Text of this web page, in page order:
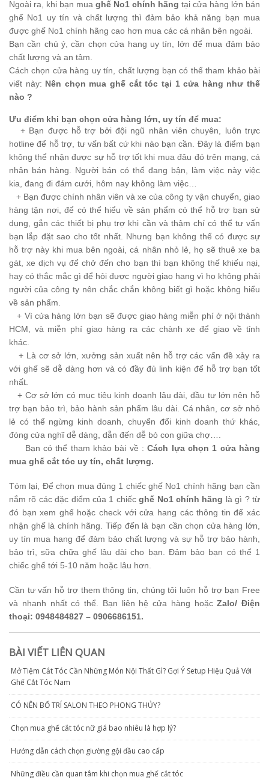
Ngoài ra, khi bạn mua ghế No1 chính hãng tại cửa hàng lớn bán
ghế No1 uy tín và chất lượng thì đảm bảo khả năng bạn mua
được ghế No1 chính hãng cao hơn mua các cá nhân bên ngoài.
Bạn cần chú ý, cần chọn cửa hang uy tín, lớn để mua đảm bảo
chất lượng và an tâm.
Cách chọn cửa hàng uy tín, chất lượng bạn có thể tham khảo bài
viết này: Nên chọn mua ghế cắt tóc tại 1 cửa hàng như thế
nào ?
Ưu điểm khi bạn chọn cửa hàng lớn, uy tín để mua:
+ Bạn được hỗ trợ bởi đội ngũ nhân viên chuyên, luôn trực
hotline để hỗ trợ, tư vấn bất cứ khi nào bạn cần. Đây là điểm bạn
không thể nhận được sự hỗ trợ tốt khi mua đâu đó trên mạng, cá
nhân bán hàng. Người bán có thể đang bận, làm việc này việc
kia, đang đi đám cưới, hôm nay không làm việc…
+ Bạn được chính nhân viên và xe của công ty vận chuyển, giao
hàng tận nơi, để có thể hiểu về sản phẩm có thể hỗ trợ bạn sử
dụng, gắn các thiết bị phụ trợ khi cần và thậm chí có thể tư vấn
bạn lắp đặt sao cho tốt nhất. Nhưng bạn không thể có được sự
hỗ trợ này khi mua bên ngoài, cá nhân nhỏ lẻ, họ sẽ thuê xe ba
gát, xe dịch vụ để chở đến cho bạn thì bạn không thế khiếu nại,
hay có thắc mắc gì để hỏi được người giao hang vì họ không phải
người của công ty nên chắc chắn không biết gì hoặc không hiểu
về sản phẩm.
+ Vì cửa hàng lớn bạn sẽ được giao hàng miễn phí ở nội thành
HCM, và miễn phí giao hàng ra các chành xe để giao về tỉnh
khác.
+ Là cơ sở lớn, xưởng sản xuất nên hỗ trợ các vấn đề xảy ra
với ghế sẽ dễ dàng hơn và có đầy đủ linh kiện để hỗ trợ bạn tốt
nhất.
+ Cơ sở lớn có mục tiêu kinh doanh lâu dài, đầu tư lớn nên hỗ
trợ bạn bảo trì, bảo hành sản phẩm lâu dài. Cá nhân, cơ sở nhỏ
lẻ có thể ngừng kinh doanh, chuyển đổi kinh doanh thứ khác,
đóng cửa nghĩ dễ dàng, dẫn đến dễ bỏ con giữa chợ….
Bạn có thể tham khảo bài về :Cách lựa chọn 1 cửa hàng
mua ghế cắt tóc uy tín, chất lượng.
Tóm lại, Để chọn mua đúng 1 chiếc ghế No1 chính hãng bạn cần
nắm rõ các đặc điểm của 1 chiếcghế No1 chính hãng là gì ? từ
đó bạn xem ghế hoặc check với cửa hang các thông tin để xác
nhận ghế là chính hãng. Tiếp đến là bạn cần chọn cửa hàng lớn,
uy tín mua hang để đảm bảo chất lượng và sự hỗ trợ bảo hành,
bảo trì, sữa chữa ghế lâu dài cho bạn. Đảm bảo bạn có thể 1
chiếc ghế tới 5-10 năm hoặc lâu hơn.
Cần tư vấn hỗ trợ them thông tin, chúng tôi luôn hỗ trợ bạn Free
và nhanh nhất có thể. Bạn liên hệ cửa hàng hoặcZalo/ Điện
thoại: 0948484827 – 0906686151.
BÀI VIẾT LIÊN QUAN
Mở Tiệm Cắt Tóc Cần Những Món Nội Thất Gì? Gợi Ý Setup Hiệu Quả Với
Ghế Cắt Tóc Nam
CÓ NÊN BỐ TRÍ SALON THEO PHONG THỦY?
Chọn mua ghế cắt tóc nữ giá bao nhiêu là hợp lý?
Hướng dẫn cách chọn giường gội đầu cao cấp
Những điều cần quan tâm khi chọn mua ghế cắt tóc